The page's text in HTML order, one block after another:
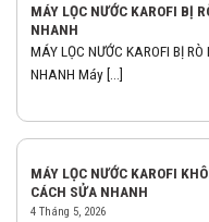
MÁY LỌC NƯỚC KAROFI BỊ
NHANH
MÁY LỌC NƯỚC KAROFI BỊ RÒ
NHANH Máy [...]
MÁY LỌC NƯỚC KAROFI
CÁCH SỬA NHANH
4 Tháng 5, 2026